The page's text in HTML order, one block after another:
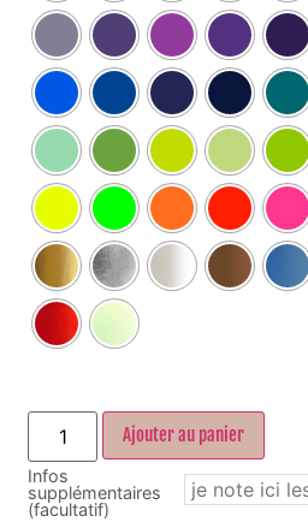
Ajouter au panier
Infos
supplémentaires
(facultatif)